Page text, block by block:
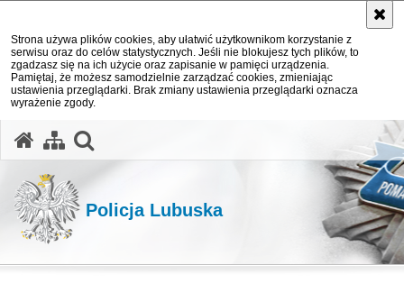
Strona używa plików cookies, aby ułatwić użytkownikom korzystanie z
serwisu oraz do celów statystycznych. Jeśli nie blokujesz tych plików, to
zgadzasz się na ich użycie oraz zapisanie w pamięci urządzenia.
Pamiętaj, że możesz samodzielnie zarządzać cookies, zmieniając
ustawienia przeglądarki. Brak zmiany ustawienia przeglądarki oznacza
wyrażenie zgody.
Policja Lubuska